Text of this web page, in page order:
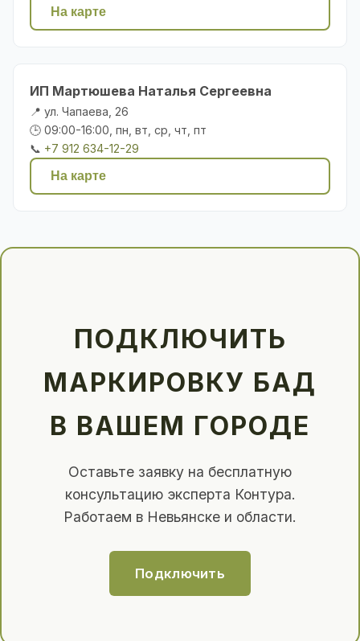
На карте
ИП Мартюшева Наталья Сергеевна
📍 ул. Чапаева, 26
🕒 09:00-16:00, пн, вт, ср, чт, пт
📞 +7 912 634-12-29
На карте
ПОДКЛЮЧИТЬ
МАРКИРОВКУ БАД
В ВАШЕМ ГОРОДЕ
Оставьте заявку на бесплатную
консультацию эксперта Контура.
Работаем в Невьянске и области.
Подключить